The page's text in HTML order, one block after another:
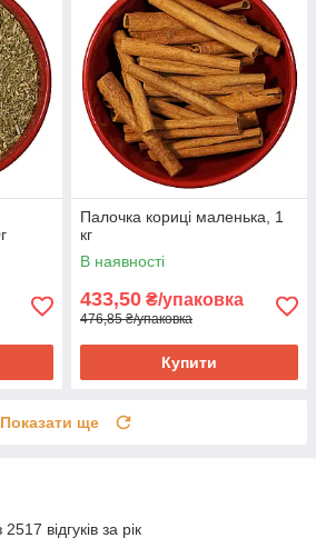
Палочка кориці маленька, 1
кг
В наявності
433,50 ₴/упаковка
476,85 ₴/упаковка
Купити
Показати ще
відгуків за рік